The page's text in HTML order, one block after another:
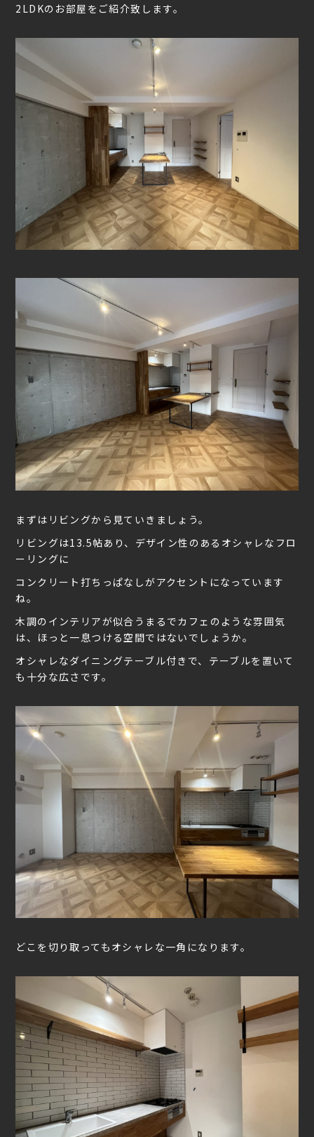
2LDKのお部屋をご紹介致します。
まずはリビングから見ていきましょう。
リビングは13.5帖あり、デザイン性のあるオシャレなフロ
ーリングに
コンクリート打ちっぱなしがアクセントになっています
ね。
木調のインテリアが似合うまるでカフェのような雰囲気
は、ほっと一息つける空間ではないでしょうか。
オシャレなダイニングテーブル付きで、テーブルを置いて
も十分な広さです。
どこを切り取ってもオシャレな一角になります。